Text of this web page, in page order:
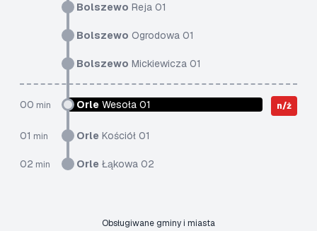
Bolszewo Reja 01
Bolszewo Ogrodowa 01
Bolszewo Mickiewicza 01
00 min Orle Wesoła 01 n/ż
01 min Orle Kościół 01
02 min Orle Łąkowa 02
Obsługiwane gminy i miasta